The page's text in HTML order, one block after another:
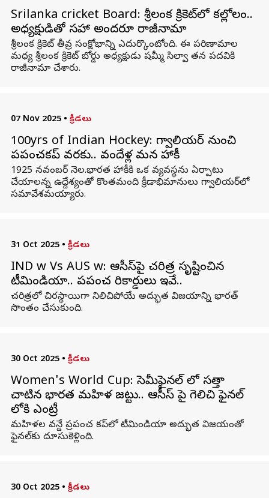
Srilanka cricket Board: శ్రీలంక క్రికెట్‌లో కల్లోలం..
అధ్యక్షుడితో సహా అందరూ రాజీనామా
శ్రీలంక క్రికెట్ తీవ్ర సంక్షోభాన్ని ఎదుర్కొంటోంది. ఈ పరిణామాల
మధ్య శ్రీలంక క్రికెట్ బోర్డు అధ్యక్షుడు షమ్మీ సిల్వా తన పదవికి
రాజీనామా చేశారు.
07 Nov 2025 • క్రీడలు
100yrs of Indian Hockey: గ్వాలియర్‌ నుంచి
ప్రపంచకప్‌ వరకు.. వందేళ్ల మన హాకీ
1925 నవంబర్‌ నెల.భారత హాకీకి ఒక వ్యవస్థను ఏర్పాటు
చేయాలన్న ఉద్దేశ్యంతో కొంతమంది క్రీడాభిమానులు గ్వాలియర్‌లో
సమావేశమయ్యారు.
31 Oct 2025 • క్రీడలు
IND w Vs AUS w: ఆసీస్‌పై చరిత్ర సృష్టించిన
టీమిండియా.. ప్రపంచ రికార్డులు ఇవే..
చరిత్రలో చిరస్థాయిగా నిలిచిపోయే అద్భుత విజయాన్ని భారత్‌
సొంతం చేసుకుంది.
30 Oct 2025 • క్రీడలు
Women's World Cup: సెమీఫైనల్ లో సత్తా
చాటిన భారత మహిళ జట్టు.. ఆసీస్ పై గెలిచి ఫైనల్
లోకి ఎంట్రీ
మహిళల వన్డే ప్రపంచ కప్‌లో టీమిండియా అద్భుత విజయంతో
ఫైనల్‌కు దూసుకెళ్లింది.
30 Oct 2025 • క్రీడలు